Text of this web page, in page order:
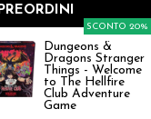
Dungeons &
Dragons Stranger
Things - Welcome
to The Hellfire
Club Adventure
Game
SCONTO 20%